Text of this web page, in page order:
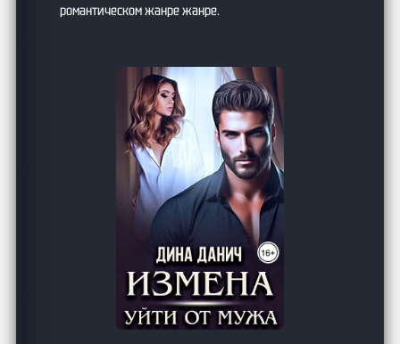
романтическом жанре жанре.